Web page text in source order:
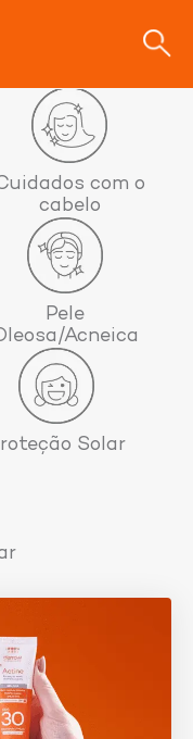
com o
cabelo
Pele
Acneica
Solar